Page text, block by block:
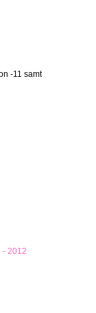
-11 samt
- 2012